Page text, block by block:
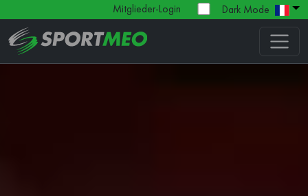
Mitglieder-Login Dark Mode